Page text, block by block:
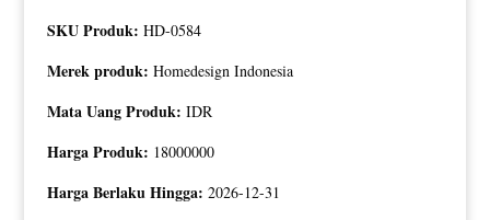
SKU Produk: HD-0584
Merek produk: Homedesign Indonesia
Mata Uang Produk: IDR
Harga Produk: 18000000
Harga Berlaku Hingga: 2026-12-31